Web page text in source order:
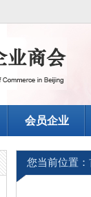
会员企业
您当前位置：